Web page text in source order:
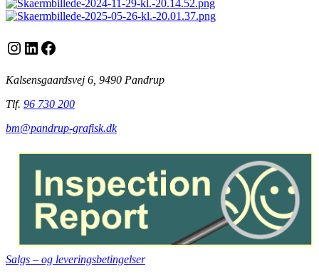
Instagram
LinkedIn
Facebook
Kalsensgaardsvej 6, 9490 Pandrup
Tlf. 96 730 200
bm@pandrup-grafisk.dk
Salgs – og leveringsbetingelser